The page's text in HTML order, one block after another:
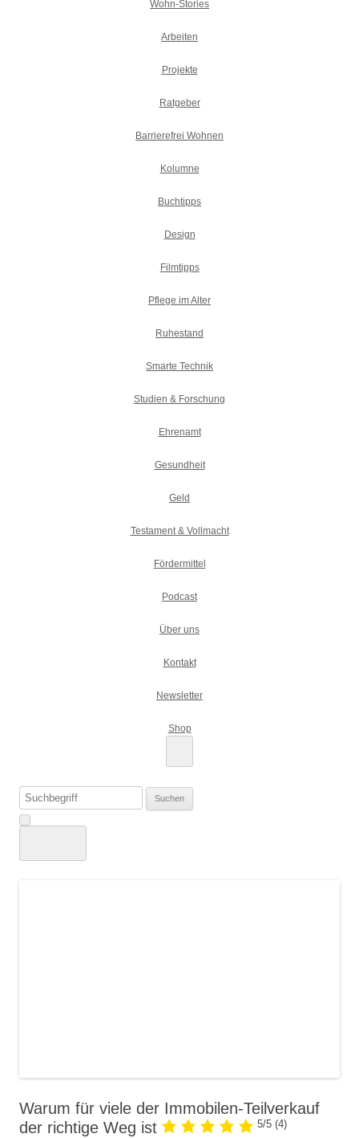
Wohn-Stories
Arbeiten
Projekte
Ratgeber
Barrierefrei Wohnen
Kolumne
Buchtipps
Design
Filmtipps
Pflege im Alter
Ruhestand
Smarte Technik
Studien & Forschung
Ehrenamt
Gesundheit
Geld
Testament & Vollmacht
Fördermittel
Podcast
Über uns
Kontakt
Newsletter
Shop
Suchen
nach:
Warum für viele der Immobilen-Teilverkauf
der richtige Weg ist
5/5 (4)